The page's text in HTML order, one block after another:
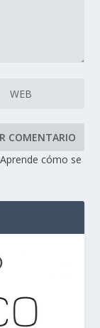
Aprende cómo se